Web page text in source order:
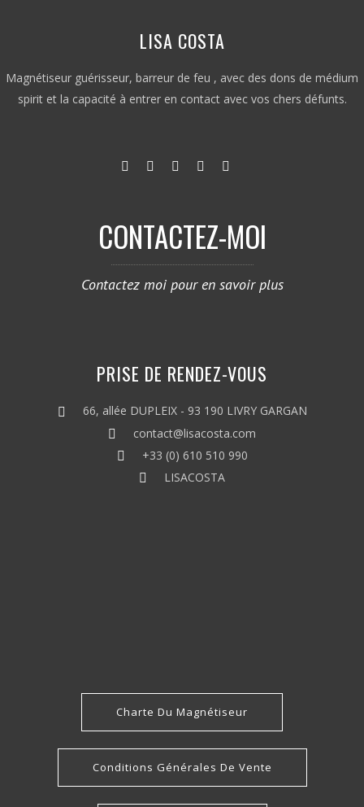
LISA COSTA
Magnétiseur guérisseur, barreur de feu , avec des dons de médium
spirit et la capacité à entrer en contact avec vos chers défunts.
CONTACTEZ-MOI
Contactez moi pour en savoir plus
PRISE DE RENDEZ-VOUS
66, allée DUPLEIX - 93 190 LIVRY GARGAN
contact@lisacosta.com
+33 (0) 610 510 990
LISACOSTA
Charte Du Magnétiseur
Conditions Générales De Vente